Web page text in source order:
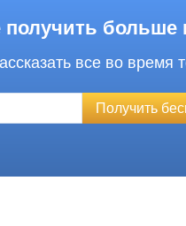
получить
все во время